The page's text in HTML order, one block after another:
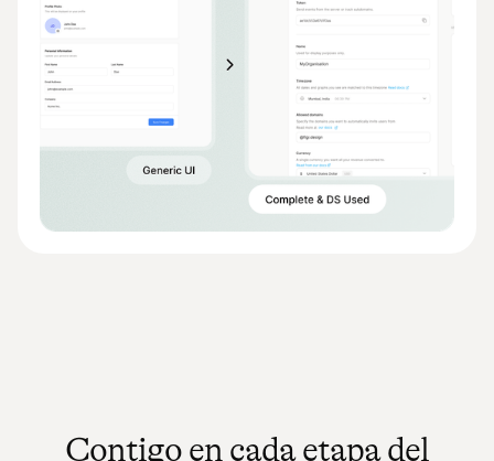
Contigo en cada etapa del